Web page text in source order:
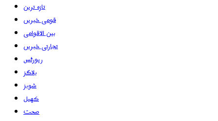
تازہ ترین
قومی خبریں
بین الاقوامی
تجارتی خبریں
رپورٹس
بلاگز
شوبز
کھیل
صحت